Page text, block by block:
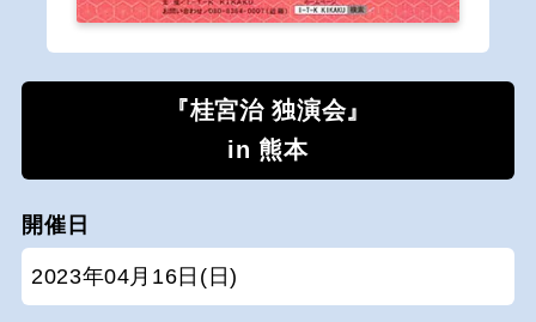
『桂宮治 独演会』
in 熊本
開催日
2023年04月16日(日)